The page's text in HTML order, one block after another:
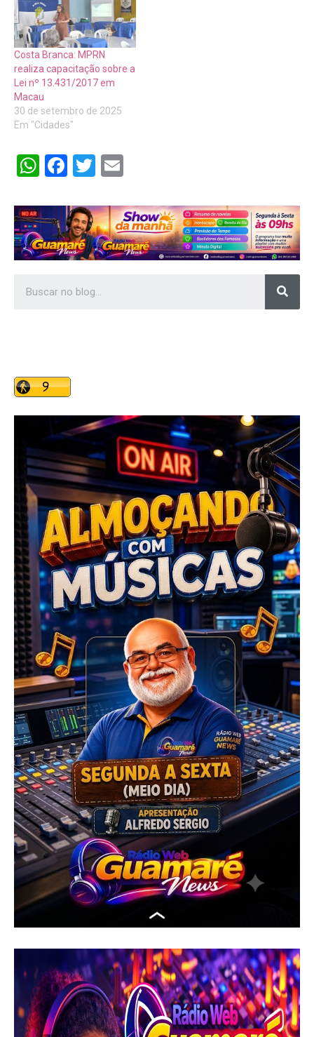
Costa Branca: MPRN
realiza capacitação sobre a
Lei nº 13.431/2017 em
Macau
30 de setembro de 2025
Em "Cidades"
WhatsApp
Facebook
Twitter